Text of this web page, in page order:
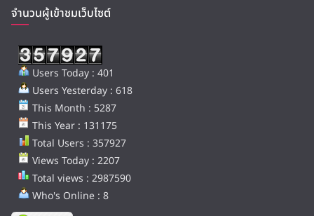
จำนวนผู้เข้าชมเว็บไซต์
Users Today : 401
Users Yesterday : 618
This Month : 5287
This Year : 131175
Total Users : 357927
Views Today : 2207
Total views : 2987590
Who's Online : 8